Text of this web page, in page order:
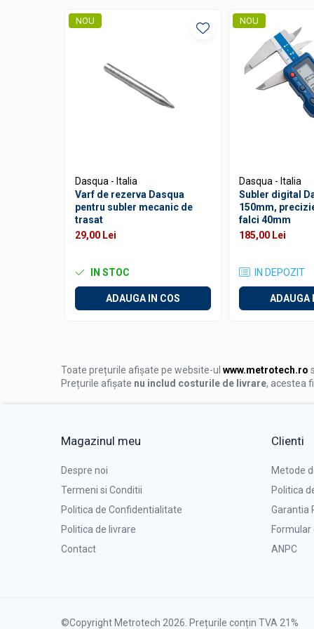
Ceasuri comparatoare cu levier
Aparate de masura si control
Termometre si higrometre
Durometre, rugozimetre, grosimetre
Comparatoare profil suprafata
Accesorii durometre si
Microscoape industriale
Cale, pini, lere, calibre sudura
Seturi cale plan paralele
Calibre sudura
Pene de masurat
Rigle, rulete, benzi grosime
NOU
Dasqua - Italia
Varf de rezerva Dasqua
pentru subler mecanic de
trasat
29,00 Lei
IN STOC
ADAUGA IN COS
NOU
Dasqua - Italia
Subler digital
150mm,
falci 40mm
185,00 Lei
IN DEPOZIT
ADAUGA
Toate prețurile afișate pe website-ul www.metrotech.ro
Prețurile afișate nu includ costurile de livrare, acestea
Magazinul meu
Despre noi
Termeni si Conditii
Politica de Confidentialitate
Politica de livrare
Contact
Clienti
Metode
Politica
Garantia
Formular
ANPC
©Copyright Metrotech 2026. Prețurile conțin TVA 21%